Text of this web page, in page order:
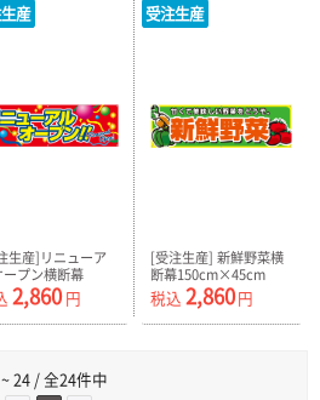
産
生産]リニューア
ープン横断幕
TA001-
2,860円
受注生産
[受注生産] 新鮮野菜横
断幕150cm×45cm
TA001-15
税込 2,860円
24 / 全24件中